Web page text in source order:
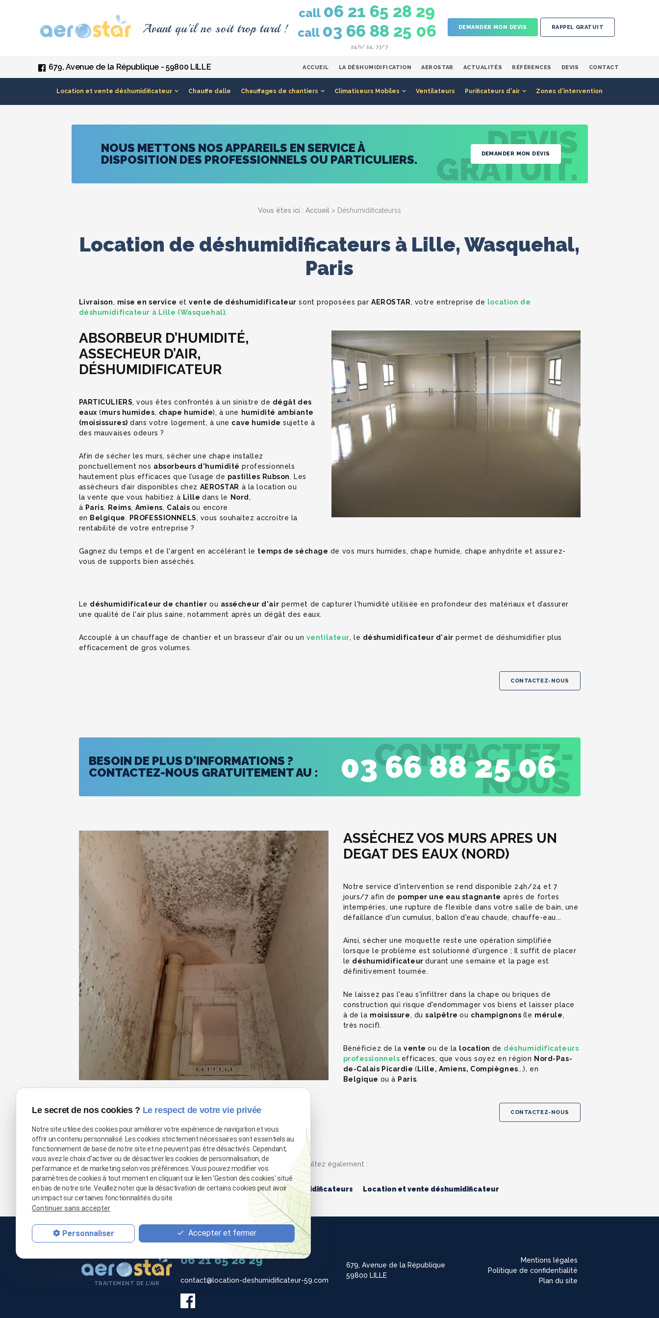
Avant qu'il ne soit trop tard !
call 06 21 65 28 29
call 03 66 88 25 06
24h/24, 7j/7
DEMANDER MON DEVIS RAPPEL GRATUIT
679, Avenue de la République - 59800 LILLE ACCUEIL LA DÉSHUMIDIFICATION AEROSTAR ACTUALITÉS RÉFÉRENCES DEVIS CONTACT
Location et vente déshumidificateur Chauffe dalle Chauffages de chantiers Climatiseurs Mobiles Ventilateurs Purificateurs d'air Zones d'intervention
NOUS METTONS NOS APPAREILS EN SERVICE À
DISPOSITION DES PROFESSIONNELS OU PARTICULIERS.
DEMANDER MON DEVIS
DEVIS
GRATUIT.
Vous êtes ici : Accueil > Déshumidificateurss
Location de déshumidificateurs à Lille, Wasquehal,
Paris
Livraison, mise en service etvente de déshumidificateur sont proposées parAEROSTAR, votre entreprise de location de
déshumidificateur à Lille (Wasquehal).
ABSORBEUR D’HUMIDITÉ,
ASSECHEUR D’AIR,
DÉSHUMIDIFICATEUR
PARTICULIERS, vous êtes confrontés à un sinistre de dégât des
eaux (murs humides, chape humide), à une
humidité ambiante
(moisissures) dans votre logement, à une cave humide sujette à
des mauvaises odeurs ?
Afin de sécher les murs, sécher une chape installez
ponctuellement nos absorbeurs d'humidité professionnels
hautement plus efficaces que l’usage de pastilles Rubson. Les
assècheurs d’air disponibles chez AEROSTAR à la location ou
la vente que vous habitiez à Lilledans le Nord ,
à Paris, Reims, Amiens, Calais ou encore
en Belgique. PROFESSIONNELS, vous souhaitez accroitre la
rentabilité de votre entreprise ?
Gagnez du temps et de l'argent en accélérant le temps de séchage de vos murs humides, chape humide, chape anhydrite et assurez-
vous de supports bien asséchés.
Le déshumidificateur de chantier ou assécheur d'air permet de capturer l'humidité utilisée en profondeur des matériaux et d’assurer
une qualité de l'air plus saine, notamment après un dégât des eaux.
Accouplé à un chauffage de chantier et un brasseur d'air ou un ventilateur, le déshumidificateur d'air permet de déshumidifier plus
efficacement de gros volumes.
CONTACTEZ-NOUS
BESOIN DE PLUS D'INFORMATIONS ?
CONTACTEZ-NOUS GRATUITEMENT AU :
03 66 88 25 06
CONTACTEZ-
NOUS
ASSÉCHEZ VOS MURS APRES UN
DEGAT DES EAUX (NORD)
Notre service d'intervention se rend disponible 24h/24 et 7
jours/7 afin de pomper une eau stagnante après de fortes
intempéries, une rupture de flexible dans votre salle de bain, une
défaillance d'un cumulus, ballon d'eau chaude, chauffe-eau...
Ainsi, sécher une moquette reste une opération simplifiée
lorsque le problème est solutionné d'urgence ; Il suffit de placer
le déshumidificateurdurant une semaine et la page est
définitivement tournée.
Ne laissez pas l'eau s'infiltrer dans la chape ou briques de
construction qui risque d'endommager vos biens et laisser place
à de la moisissure, dusalpêtreou champignons (le mérule,
très nocif).
Bénéficiez de laventeou de la location de déshumidificateurs
professionnels efficaces, que vous soyez en région Nord-Pas-
de-Calais Picardie( Lille, Amiens, Compiègnes...), en
Belgique ou à Paris.
CONTACTEZ-NOUS
Consultez également :
Location de climatiseurs Vente déshumidificateurs Location et vente déshumidificateur
TRAITEMENT DE L'AIR
03 66 88 25 06
06 21 65 28 29
contact@location-deshumidificateur-59.com
679, Avenue de la République
59800 LILLE
Mentions légales
Politique de confidentialité
Plan du site
Le secret de nos cookies ? Le respect de votre vie privée
Notre site utilise des cookies pour améliorer votre expérience de navigation et vous
offrir un contenu personnalisé. Les cookies strictement nécessaires sont essentiels au
fonctionnement de base de notre site et ne peuvent pas être désactivés. Cependant,
vous avez le choix d'activer ou de désactiver les cookies de personnalisation, de
performance et de marketing selon vos préférences. Vous pouvez modifier vos
paramètres de cookies à tout moment en cliquant sur le lien 'Gestion des cookies' situé
en bas de notre site. Veuillez noter que la désactivation de certains cookies peut avoir
un impact sur certaines fonctionnalités du site.
Continuer sans accepter
Personnaliser Accepter et fermer